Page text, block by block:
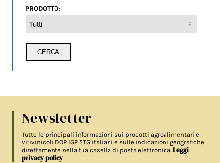
PRODOTTO:
Newsletter
Tutte le principali informazioni sui prodotti agroalimentari e
vitivinicoli DOP IGP STG italiani e sulle indicazioni geografiche
direttamente nella tua casella di posta elettronica.Leggi
privacy policy